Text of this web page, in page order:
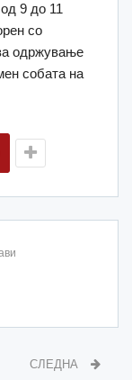
9 до 11
со
одржување
собата на
СЛЕДНА